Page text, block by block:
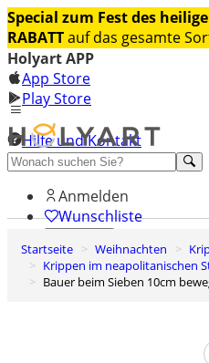
Special zum Fest des
RABATTauf das gesamte
Holyart APP
App Store
Play Store
Hilfe und Kontakt
Entdecken Sie Premium
Anmelden
Wunschliste
0
Warenkorb
Startseite Weihnachten
Krippen im neapolitanischen
Bauer beim Sieben 10cm